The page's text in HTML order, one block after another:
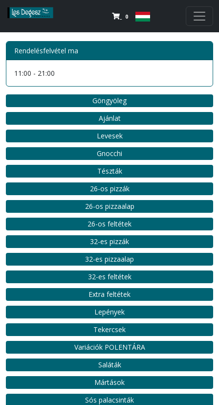
0
Rendelésfelvétel ma
11:00 - 21:00
Göngyöleg
Ajánlat
Levesek
Gnocchi
Tészták
26-os pizzák
26-os pizzaalap
26-os feltétek
32-es pizzák
32-es pizzaalap
32-es feltétek
Extra feltétek
Lepények
Tekercsek
Variációk POLENTÁRA
Saláták
Mártások
Sós palacsinták